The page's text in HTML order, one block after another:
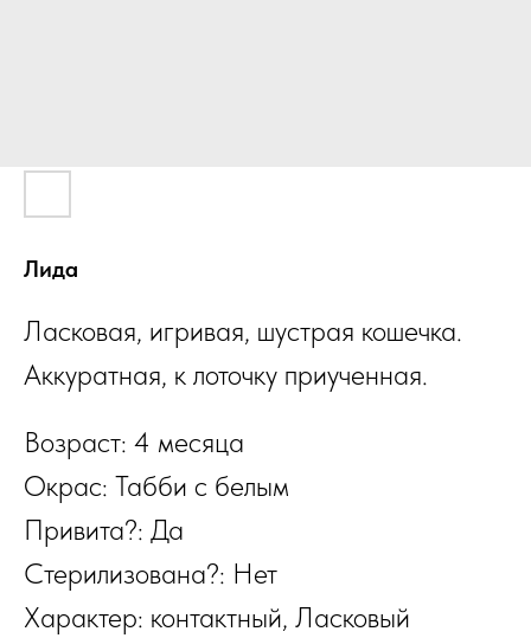
Лида
Ласковая, игривая, шустрая кошечка.
Аккуратная, к лоточку приученная.
Возраст: 4 месяца
Окрас: Табби с белым
Привита?: Да
Стерилизована?: Нет
Характер: контактный, Ласковый